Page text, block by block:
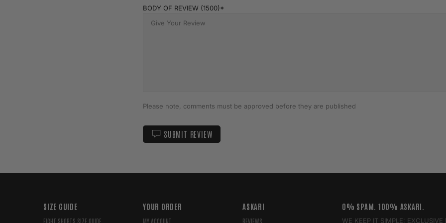
BODY OF REVIEW (1500)
Please note, comments must be approved before they are published
SUBMIT REVIEW
SIZE GUIDE
FIGHT SHORTS SIZE GUIDE
YOUR ORDER
MY ACCOUNT
ASKARI
REVIEWS
0% SPAM. 100% ASKARI.
WE KEEP IT SIMPLE: